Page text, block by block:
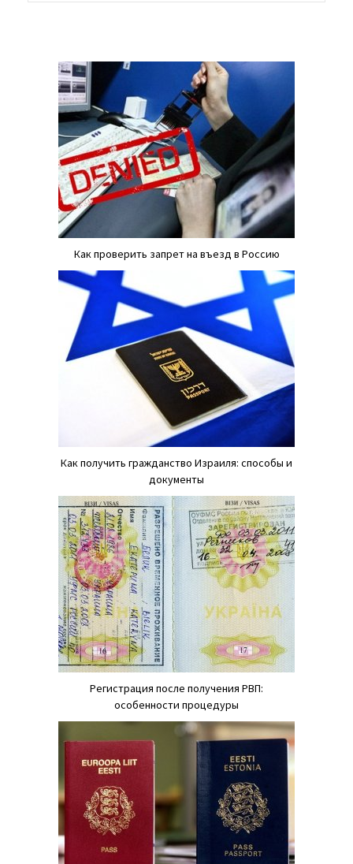
Как проверить запрет на въезд в Россию
Как получить гражданство Израиля: способы и
документы
Регистрация после получения РВП:
особенности процедуры